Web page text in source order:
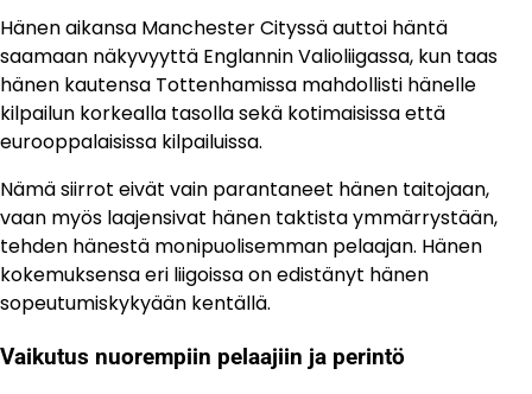
Hänen aikansa Manchester Cityssä auttoi häntä
saamaan näkyvyyttä Englannin Valioliigassa, kun taas
hänen kautensa Tottenhamissa mahdollisti hänelle
kilpailun korkealla tasolla sekä kotimaisissa että
eurooppalaisissa kilpailuissa.
Nämä siirrot eivät vain parantaneet hänen taitojaan,
vaan myös laajensivat hänen taktista ymmärrystään,
tehden hänestä monipuolisemman pelaajan. Hänen
kokemuksensa eri liigoissa on edistänyt hänen
sopeutumiskykyään kentällä.
Vaikutus nuorempiin pelaajiin ja perintö